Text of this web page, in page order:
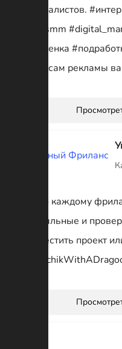
специалистов.
#pr #smm
#удаленка
вопросам рекламы
Уютно каждому
прибыльные и
Разместить проект